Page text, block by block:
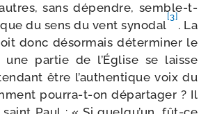
sans dépendre, semble-​t-​
du sens du vent syno­dal
[3]
. La
donc désor­mais déter­mi­ner le
une par­tie de l’Église se laisse
être l’authentique voix du
pourra-​t-​on dépar­ta­ger ? Il